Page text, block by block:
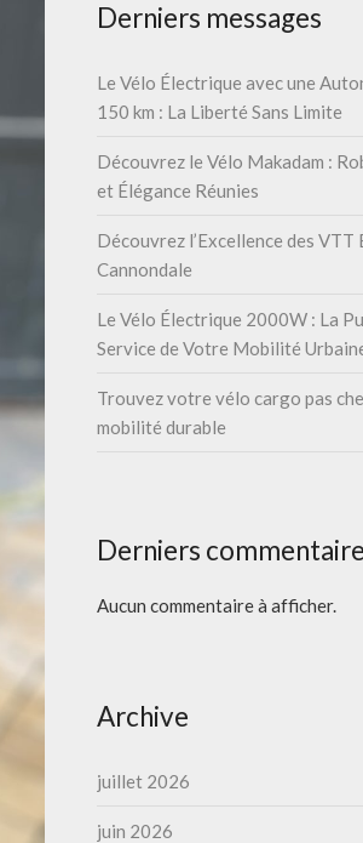
Derniers messages
Le Vélo Électrique avec une
150 km : La Liberté Sans Limite
Découvrez le Vélo Makadam :
et Élégance Réunies
Découvrez l’Excellence des VTT
Cannondale
Le Vélo Électrique 2000W : La
Service de Votre Mobilité
Trouvez votre vélo cargo pas
mobilité durable
Derniers
Aucun commentaire à afficher.
Archive
juillet 2026
juin 2026